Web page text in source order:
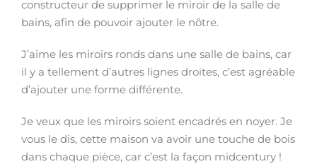
constructeur de supprimer le miroir de la salle de
bains, afin de pouvoir ajouter le nôtre.
J’aime les miroirs ronds dans une salle de bains, car
il y a tellement d’autres lignes droites, c’est agréable
d’ajouter une forme différente.
Je veux que les miroirs soient encadrés en noyer. Je
vous le dis, cette maison va avoir une touche de bois
dans chaque pièce, car c’est la façon midcentury !